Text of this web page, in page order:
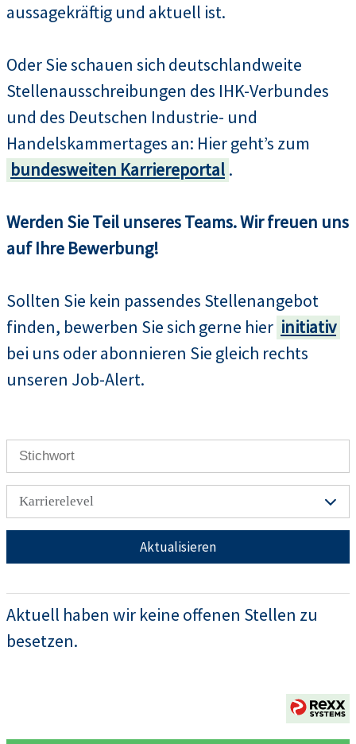
aussagekräftig und aktuell ist.
Oder Sie schauen sich deutschlandweite
Stellenausschreibungen des IHK-Verbundes
und des Deutschen Industrie- und
Handelskammertages an: Hier geht’s zum
bundesweiten Karriereportal .
Werden Sie Teil unseres Teams. Wir freuen uns
auf Ihre Bewerbung!
Sollten Sie kein passendes Stellenangebot
finden, bewerben Sie sich gerne hier initiativ
bei uns oder abonnieren Sie gleich rechts
unseren Job-Alert.
Karrierelevel
Aktualisieren
Aktuell haben wir keine offenen Stellen zu
besetzen.